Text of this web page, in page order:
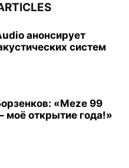
анонсирует
систем
«Meze 99
моё открытие года!»